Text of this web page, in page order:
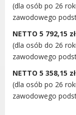
Zakład
(dla osób po 26
zawodowego
NETTO 5 792,15 zł
(dla osób do 26
zawodowego
NETTO 5 358,15 zł
(dla osób po 26
zawodowego